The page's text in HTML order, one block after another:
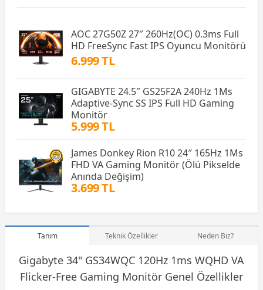
AOC 27G50Z 27″ 260Hz(OC) 0.3ms Full
HD FreeSync Fast IPS Oyuncu Monitörü
6.999 TL
GIGABYTE 24.5″ GS25F2A 240Hz 1Ms
Adaptive-Sync SS IPS Full HD Gaming
Monitör
5.999 TL
James Donkey Rion R10 24″ 165Hz 1Ms
FHD VA Gaming Monitör (Ölü Pikselde
Anında Değişim)
3.699 TL
Tanım Teknik Özellikler Neden Biz?
Gigabyte 34" GS34WQC 120Hz 1ms WQHD VA
Flicker-Free Gaming Monitör Genel Özellikler